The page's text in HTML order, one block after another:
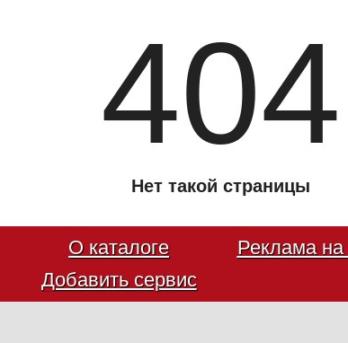
404
Нет такой страницы
О каталоге
Добавить сервис
Реклама на